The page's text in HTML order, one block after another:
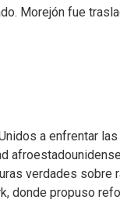
Morejón fue
a enfrentar
verdades sobre
donde propuso